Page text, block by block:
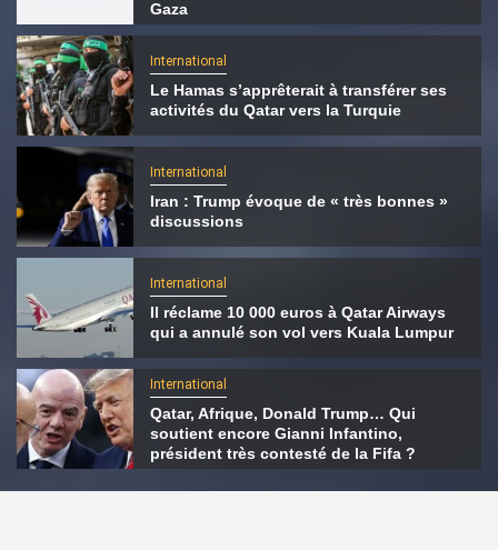
Gaza
International
Le Hamas s’apprêterait à transférer ses
activités du Qatar vers la Turquie
International
Iran : Trump évoque de « très bonnes »
discussions
International
Il réclame 10 000 euros à Qatar Airways
qui a annulé son vol vers Kuala Lumpur
International
Qatar, Afrique, Donald Trump… Qui
soutient encore Gianni Infantino,
président très contesté de la Fifa ?